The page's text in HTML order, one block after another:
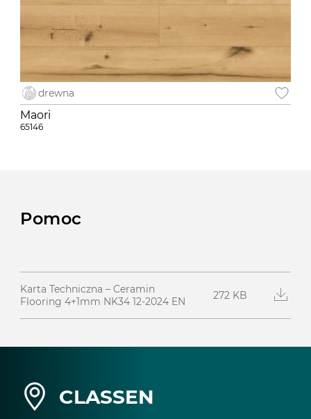
drewna
Maori
65146
Pomoc
Karta Techniczna – Ceramin
Flooring 4+1mm NK34 12-2024 EN
272 KB
CLASSEN